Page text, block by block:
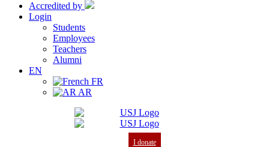
Accredited by
Login
Students
Employees
Teachers
Alumni
EN
FR
AR
I donate